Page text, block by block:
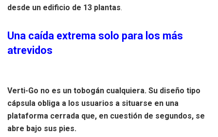
desde un edificio de 13 plantas.
Una caída extrema solo para los más
atrevidos
Verti-Go no es un tobogán cualquiera. Su diseño tipo
cápsula obliga a los usuarios a situarse en una
plataforma cerrada que, en cuestión de segundos, se
abre bajo sus pies.